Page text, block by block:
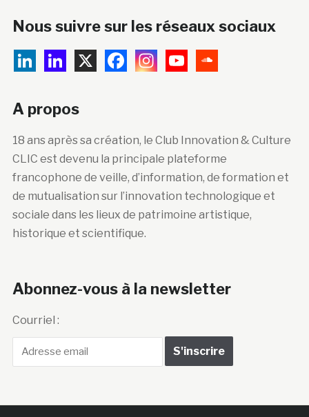
Nous suivre sur les réseaux sociaux
A propos
18 ans après sa création, le Club Innovation & Culture
CLIC est devenu la principale plateforme
francophone de veille, d’information, de formation et
de mutualisation sur l’innovation technologique et
sociale dans les lieux de patrimoine artistique,
historique et scientifique.
Abonnez-vous à la newsletter
Courriel :